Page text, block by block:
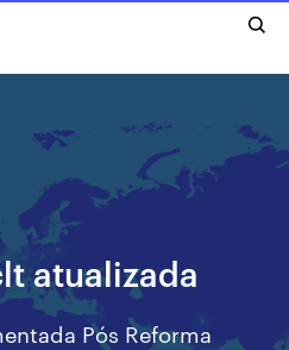
atualizada
Pós Reforma